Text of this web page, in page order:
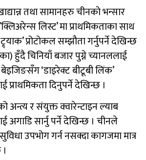
तथा सामानहरु चीनको भन्सार
लिस्ट’ मा प्राथमिकताका साथ
प्रोटोकल सम्झौता गर्नुपर्ने देखिन्छ
हुँदै चिनियाँ बजार पुग्ने च्यानललाई
‘डाइरेक्ट बीटूबी लिंक’
प्राथमिकता दिनुपर्ने देखिन्छ ।
अन्त्य र संयुक्त क्वारेन्टाइन ल्याब
अगाडि सार्नु पर्ने देखिन्छ । चीनले
उपभोग गर्न नसक्दा कागजमा मात्र